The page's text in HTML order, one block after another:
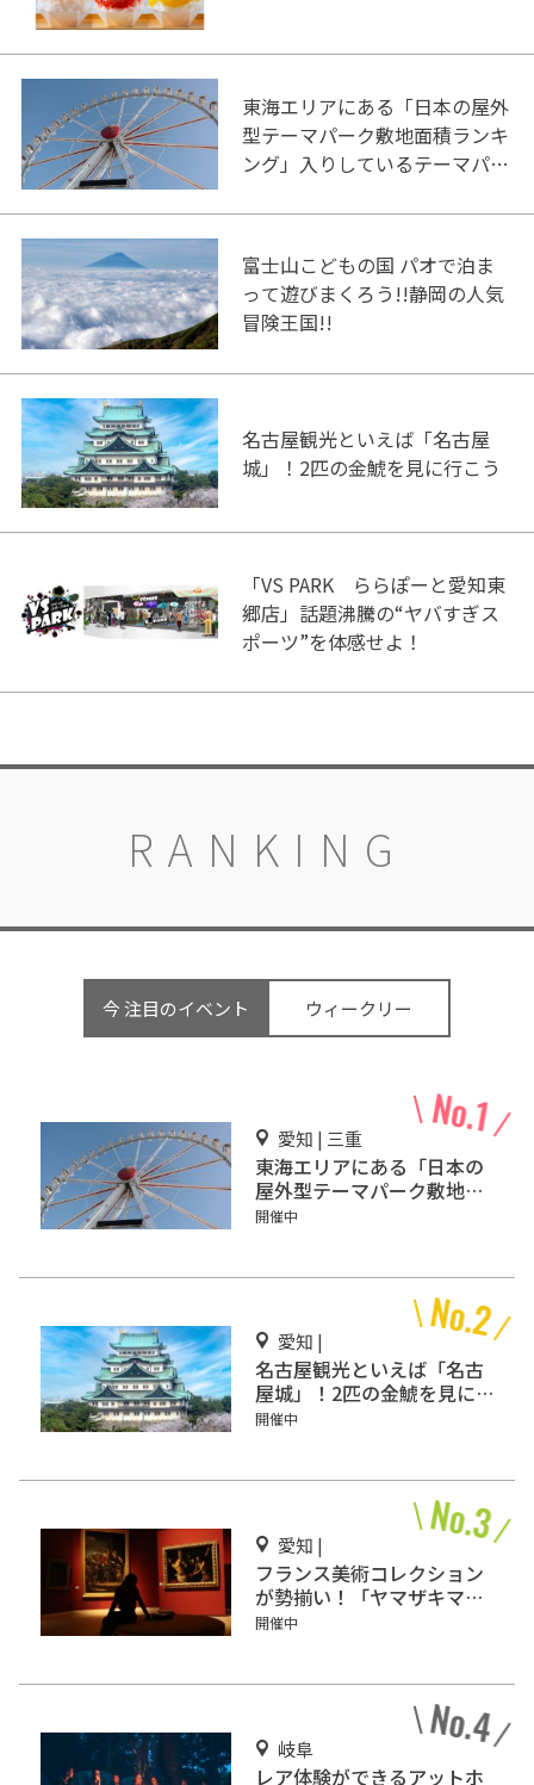
東海エリアにある「日本の屋外
型テーマパーク敷地面積ランキ
ング」入りしているテーマパー
富士山こどもの国 パオで泊ま
って遊びまくろう!!静岡の人気
冒険王国!!
名古屋観光といえば「名古屋
城」！2匹の金鯱を見に行こう
「VS PARK ららぽーと愛知東
郷店」話題沸騰の“ヤバすぎス
ポーツ”を体感せよ！
RANKING
今 注目のイベント ウィークリー
愛知 | 三重
東海エリアにある「日本の
屋外型テーマパーク敷地面
積ランキング」入りしてい
開催中
愛知 |
名古屋観光といえば「名古
屋城」！2匹の金鯱を見に
行こう
開催中
愛知 |
フランス美術コレクション
が勢揃い！「ヤマザキマザ
ック美術館」
開催中
岐阜
レア体験ができるアットホ